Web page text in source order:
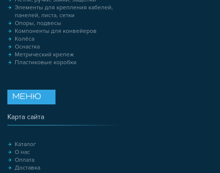
Элементы для крепления кабелей,
панелей, листа, сетки
Опоры, подвесы
Компоненты для конвейеров
Колёса
Оснастка
Метрический крепеж
Пластиковые коробки
МЕНЮ
Карта сайта
Каталог
О нас
Оплата
Доставка